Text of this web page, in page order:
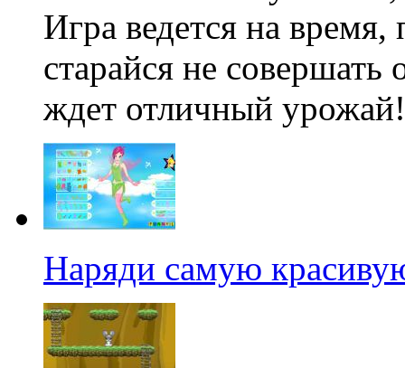
Игра ведется на
старайся не
ждет отличный урожай!
Наряди самую